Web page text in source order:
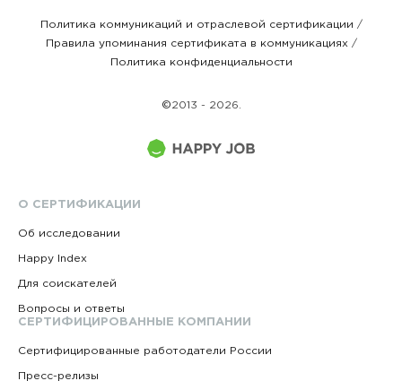
Политика коммуникаций и отраслевой сертификации /
Правила упоминания сертификата в коммуникациях /
Политика конфиденциальности
©2013 - 2026.
О СЕРТИФИКАЦИИ
Об исследовании
Happy Index
Для соискателей
Вопросы и ответы
СЕРТИФИЦИРОВАННЫЕ КОМПАНИИ
Сертифицированные работодатели России
Пресс-релизы